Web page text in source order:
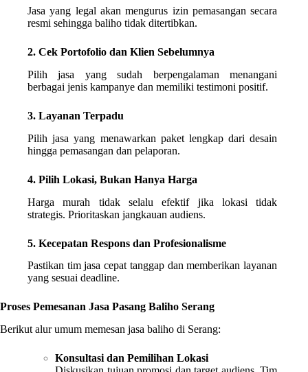
Jasa yang legal akan mengurus izin pemasangan secara
resmi sehingga baliho tidak ditertibkan.
2. Cek Portofolio dan Klien Sebelumnya
Pilih jasa yang sudah berpengalaman menangani
berbagai jenis kampanye dan memiliki testimoni positif.
3. Layanan Terpadu
Pilih jasa yang menawarkan paket lengkap dari desain
hingga pemasangan dan pelaporan.
4. Pilih Lokasi, Bukan Hanya Harga
Harga murah tidak selalu efektif jika lokasi tidak
strategis. Prioritaskan jangkauan audiens.
5. Kecepatan Respons dan Profesionalisme
Pastikan tim jasa cepat tanggap dan memberikan layanan
yang sesuai deadline.
Proses Pemesanan Jasa Pasang Baliho Serang
Berikut alur umum memesan jasa baliho di Serang:
Konsultasi dan Pemilihan Lokasi